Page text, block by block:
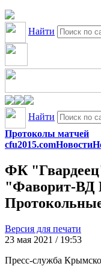
Найти
Найти
Протоколы матчей
cfu2015.comНовости
ФК
"Фаворит-ВД
Версия для печати
23 мая 2021 / 19:53
Пресс-служба